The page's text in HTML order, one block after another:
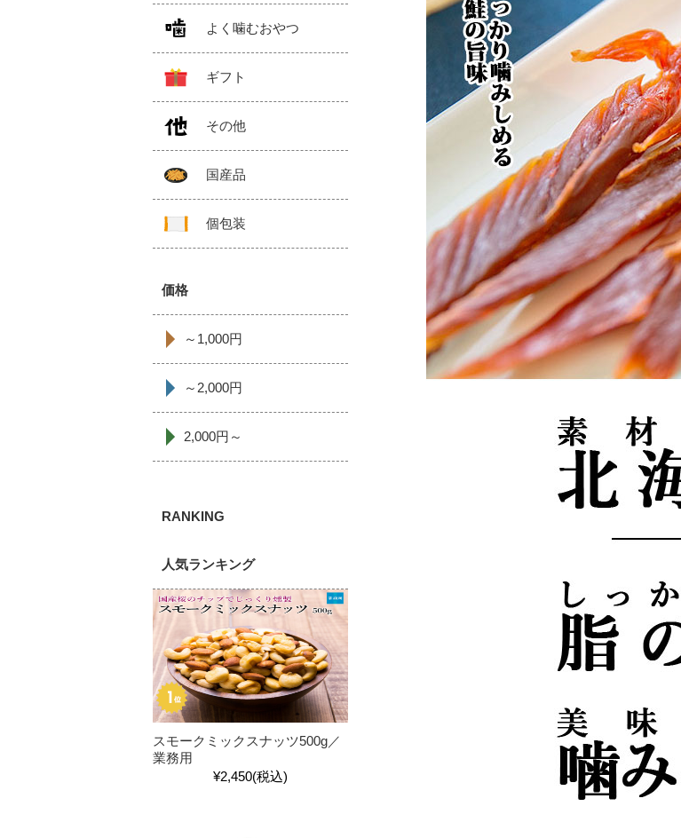
よく噛むおやつ
ギフト
その他
国産品
個包装
価格
～1,000円
～2,000円
2,000円～
人気ランキング
スモークミックスナッツ500g／
業務用
¥2,450(税込)